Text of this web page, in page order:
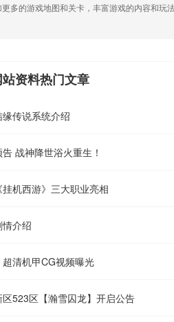
更多的游戏地图和关卡，丰富游戏的内容和玩
资料热门文章
缘传说系统介绍
战神降世浴火重生！
机西游》三大职业亮相
情介绍
超清机甲CG视频曝光
区523区【瀚雪囚龙】开启公告